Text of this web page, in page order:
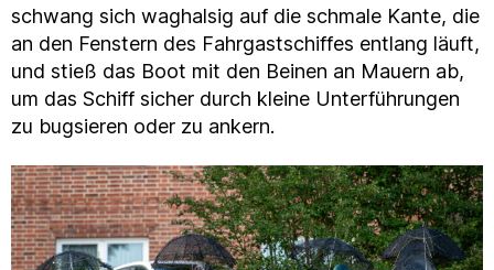
schwang sich waghalsig auf die schmale Kante, die
an den Fenstern des Fahrgastschiffes entlang läuft,
und stieß das Boot mit den Beinen an Mauern ab,
um das Schiff sicher durch kleine Unterführungen
zu bugsieren oder zu ankern.